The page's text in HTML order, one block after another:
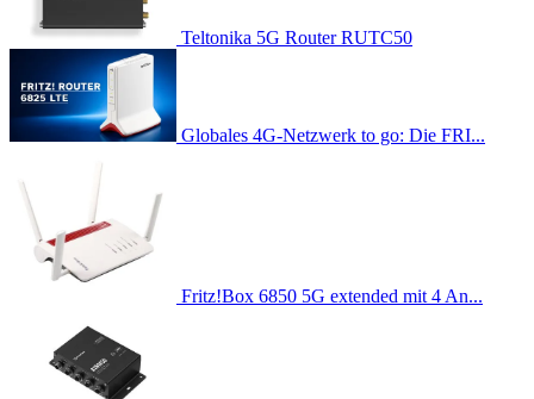
Teltonika 5G Router RUTC50
Globales 4G-Netzwerk to go: Die FRI...
Fritz!Box 6850 5G extended mit 4 An...